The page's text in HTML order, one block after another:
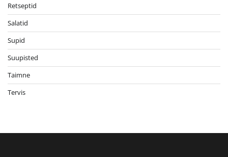
Retseptid
Salatid
Supid
Suupisted
Taimne
Tervis